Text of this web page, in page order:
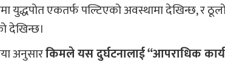
युद्धपोत एकतर्फ पल्टिएको अवस्थामा देखिन्छ, र
देखिन्छ।
अनुसारकिमले यस दुर्घटनालाई “आपराधिक